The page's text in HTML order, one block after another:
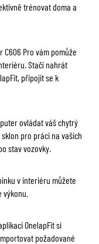
trénovat doma a
C606 Pro vám pomůže
Stačí nahrát
připojit se k
ovládat váš chytrý
pro práci na vašich
stav vozovky.
v interiéru můžete
výkonu.
OnelapFit si
požadované